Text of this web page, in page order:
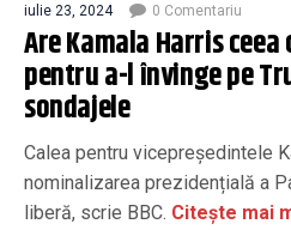
iulie 23, 2024 0 Comentariu
Are Kamala Harris ceea
pentru a-l învinge pe
sondajele
Calea pentru vicepreședintele
nominalizarea prezidențială a
liberă, scrie BBC. Citește mai